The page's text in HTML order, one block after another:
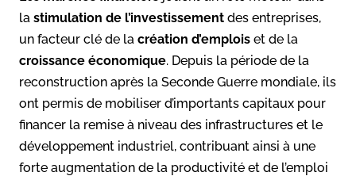
la stimulation de l’investissement des entreprises,
un facteur clé de la création d’emplois et de la
croissance économique. Depuis la période de la
reconstruction après la Seconde Guerre mondiale, ils
ont permis de mobiliser d’importants capitaux pour
financer la remise à niveau des infrastructures et le
développement industriel, contribuant ainsi à une
forte augmentation de la productivité et de l’emploi